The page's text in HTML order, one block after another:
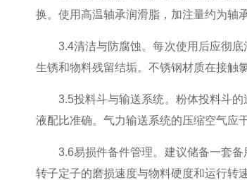
换。使用高温轴承润滑脂，加注量约为轴
3.4清洁与防腐蚀。每次使用后应彻底
生锈和物料残留结垢。不锈钢材质在接触
3.5投料斗与输送系统。粉体投料斗的
液配比准确。气力输送系统的压缩空气应
3.6易损件备件管理。建议储备一套备
转子定子的磨损速度与物料硬度和运行转